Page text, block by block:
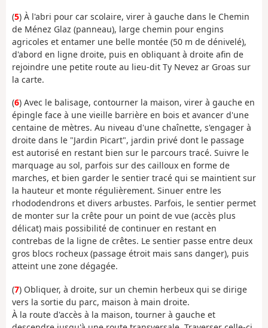
(5) À l'abri pour car scolaire, virer à gauche dans le Chemin
de Ménez Glaz (panneau), large chemin pour engins
agricoles et entamer une belle montée (50 m de dénivelé),
d'abord en ligne droite, puis en obliquant à droite afin de
rejoindre une petite route au lieu-dit Ty Nevez ar Groas sur
la carte.
(6) Avec le balisage, contourner la maison, virer à gauche en
épingle face à une vieille barrière en bois et avancer d'une
centaine de mètres. Au niveau d'une chaînette, s'engager à
droite dans le "Jardin Picart", jardin privé dont le passage
est autorisé en restant bien sur le parcours tracé. Suivre le
marquage au sol, parfois sur des cailloux en forme de
marches, et bien garder le sentier tracé qui se maintient sur
la hauteur et monte régulièrement. Sinuer entre les
rhododendrons et divers arbustes. Parfois, le sentier permet
de monter sur la crête pour un point de vue (accès plus
délicat) mais possibilité de continuer en restant en
contrebas de la ligne de crêtes. Le sentier passe entre deux
gros blocs rocheux (passage étroit mais sans danger), puis
atteint une zone dégagée.
(7) Obliquer, à droite, sur un chemin herbeux qui se dirige
vers la sortie du parc, maison à main droite.
À la route d'accès à la maison, tourner à gauche et